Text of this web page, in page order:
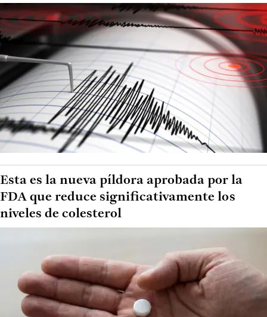
Esta es la nueva píldora aprobada por la
FDA que reduce significativamente los
niveles de colesterol